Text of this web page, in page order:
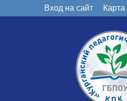
Вход на сайт Карта